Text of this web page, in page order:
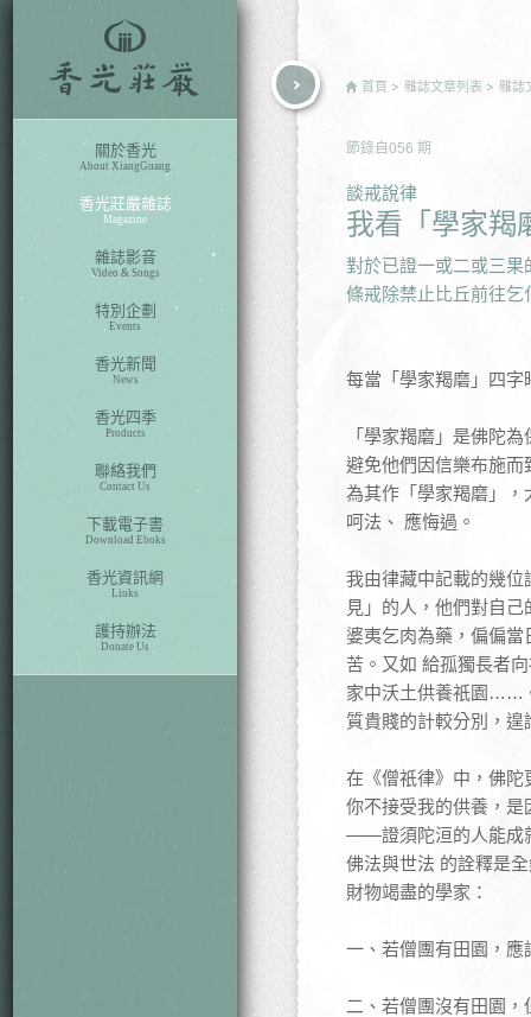
關於香光
About XiangGuang
香光莊嚴雜誌
Magazine
雜誌影音
Video & Songs
特別企劃
Events
香光新聞
News
香光四季
Products
聯絡我們
Contact Us
下載電子書
Download Eboks
香光資訊網
Links
護持辦法
Donate Us
首頁 雜誌文章列表 雜誌
節錄自 056 期
談戒說律
我看「學家羯
對於已證一或二或三
條戒除禁止比丘前往
每當「學家羯磨」四
「學家羯磨」是佛陀
避免他們因信樂布施
為其作「學家羯磨」
呵法、 應悔過。
我由律藏中記載的幾
見」的人，他們對自
婆夷乞肉為藥，偏偏
苦。又如 給孤獨長者
家中沃土供養祇園……
質貴賤的計較分別，
在《僧祇律》中，佛
你不接受我的供養，
——證須陀洹的人能成
佛法與世法 的詮釋是
財物竭盡的學家：
一、若僧團有田園，
二、若僧團沒有田園